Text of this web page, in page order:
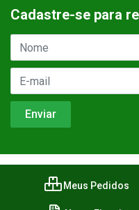
Cadastre-se para
Meus Pedidos